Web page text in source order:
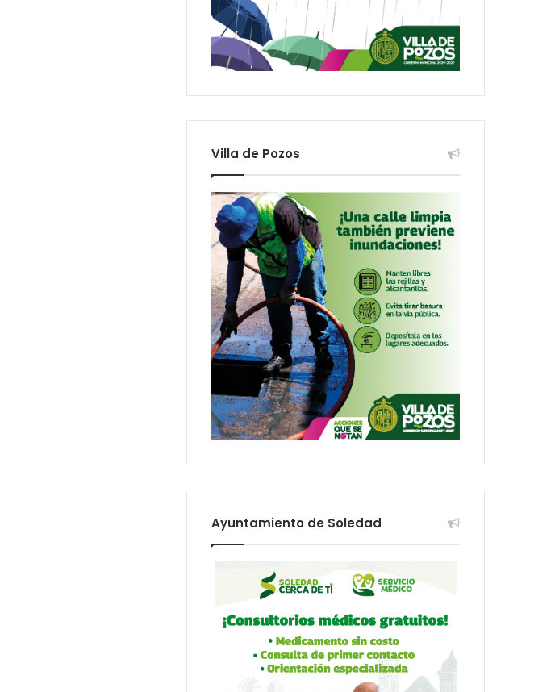
Villa de Pozos
Ayuntamiento de Soledad